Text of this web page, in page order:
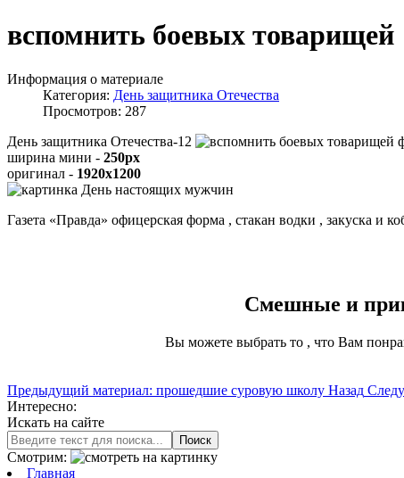
вспомнить боевых товарищей
Информация о материале
Категория: День защитника Отечества
Просмотров: 287
День защитника Отечества-12
ширина мини - 250px
оригинал - 1920x1200
Газета «Правда» офицерская форма , стакан водки , закуска и
Смешные и
Вы можете выбрать то , что Вам
Предыдущий материал: прошедшие суровую школу Назад
Интересно:
Искать на сайте
Поиск
Смотрим:
Главная